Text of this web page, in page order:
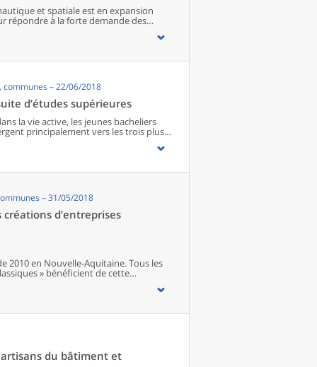
et spatiale est en expansion
répondre à la forte demande des
à plein régime et sont proches de
– 22/06/2018
d’études supérieures
la vie active, les jeunes bacheliers
principalement vers les trois plus
Plus d’un étudiant sur deux
des principaux lieux de formation.
au regard de ces éléments, sont
conduits à choisir les formations
de technicien supérieur en
– 31/05/2018
d’entreprises
2010 en Nouvelle-Aquitaine. Tous les
» bénéficient de cette
rompent avec la désaffection
les secteurs d’activité. Le nombre de
artisans du bâtiment et